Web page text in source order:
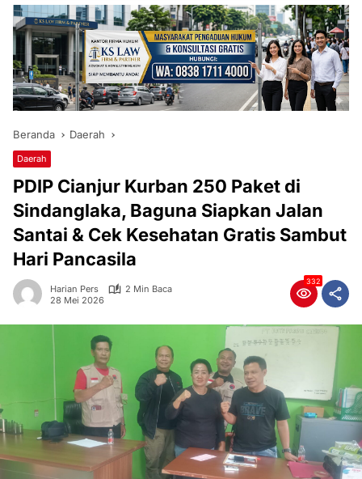
Beranda Daerah
Daerah
PDIP Cianjur Kurban 250 Paket di
Sindanglaka, Baguna Siapkan Jalan
Santai & Cek Kesehatan Gratis Sambut
Hari Pancasila
Harian Pers
2 Min Baca
28 Mei 2026
332